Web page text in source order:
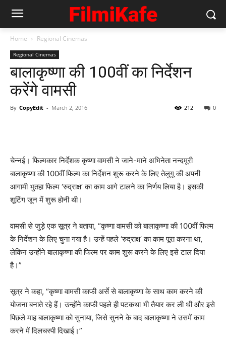
Home Regional Cinemas
Regional Cinemas
बालाकृष्णा की 100वीं का निर्देशन
करेंगे वामसी
By CopyEdit - March 2, 2016 0
212
चेन्नई। फिल्मकार निर्देशक कृष्णा वामसी ने जाने-माने अभिनेता नन्दमूरी
बालाकृष्णा की 100वीं फिल्म का निर्देशन शुरू करने के लिए तेलुगू की अपनी
आगामी भुतहा फिल्म ‘रुद्राक्ष’ का काम आगे टालने का निर्णय लिया है। इसकी
शूटिंग जून में शुरू होनी थी।
वामसी से जुड़े एक सूत्र ने बताया, “कृष्णा वामसी को बालाकृष्णा की 100वीं फिल्म
के निर्देशन के लिए चुना गया है। उन्हें पहले ‘रुद्राक्ष’ का काम पूरा करना था,
लेकिन उन्होंने बालाकृष्णा की फिल्म पर काम शुरू करने के लिए इसे टाल दिया
है।”
सूत्र ने कहा, “कृष्णा वामसी काफी अर्से से बालाकृष्णा के साथ काम करने की
योजना बनाते रहे हैं। उन्होंने काफी पहले ही पटकथा भी तैयार कर ली थी और इसे
पिछले माह बालाकृष्णा को सुनाया, जिसे सुनने के बाद बालाकृष्णा ने उसमें काम
करने में दिलचस्पी दिखाई।”